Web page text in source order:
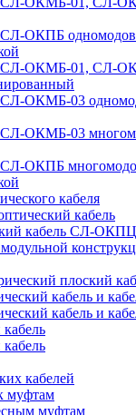
СЛ-ОКПБ
СЛ-ОКМБ-01, СЛ-
СЛ-ОКМБ-03
СЛ-ОКМБ-03
СЛ-ОКПБ
кабеля
кабель
кабель СЛ-
плоский
кабель и
кабель и
кабелей
муфтам
муфтам